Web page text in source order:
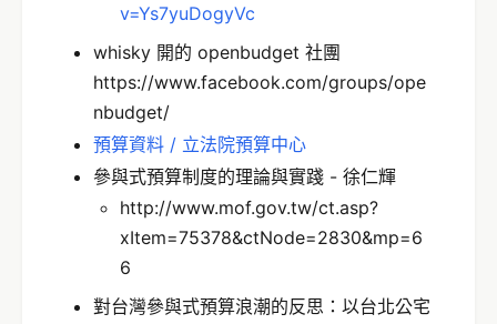
v=Ys7yuDogyVc
whisky 開的 openbudget 社團
https://www.facebook.com/groups/ope
nbudget/
預算資料 / 立法院預算中心
參與式預算制度的理論與實踐 - 徐仁輝
http://www.mof.gov.tw/ct.asp?
xItem=75378&ctNode=2830&mp=6
6
對台灣參與式預算浪潮的反思：以台北公宅